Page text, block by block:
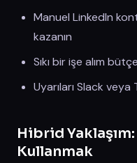
Manuel LinkedIn
kazanın
Sıkı bir işe alım
Uyarıları Slack
Hibrid
Kullanmak